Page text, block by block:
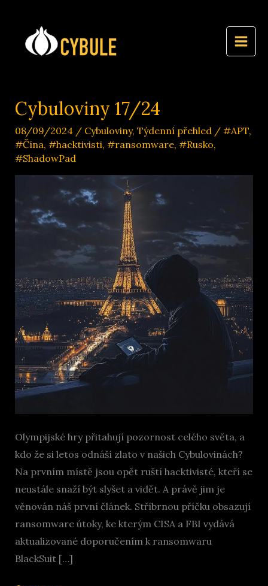
obsah
Cybuloviny 17/24
08/09/2024 / Cybuloviny, Týdenní přehled/ #APT,
#Čína, #hacktivisti, #ransomware, #Rusko,
#ShadowPad
Olympijské hry přitahují pozornost celého světa, a
kdo že si letos odnáší zlato v našich Cybulovinách?
Na prvním místě jsou opět ruští hacktivisté, kteří se
neustále snaží být slyšet a vidět. A právě jim je
věnován náš první článek. Stříbrnou příčku obsazují
ransomware útoky, ke kterým CISA a FBI vydává
aktualizované doporučením k ransomwaru
BlackSuit […]